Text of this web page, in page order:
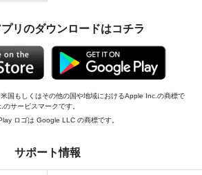
リのダウンロードはコチラ
国もしくはその他の国や地域におけるApple Inc.の商標で
サービスマークです。
ロゴは Google LLC の商標です。
サポート情報